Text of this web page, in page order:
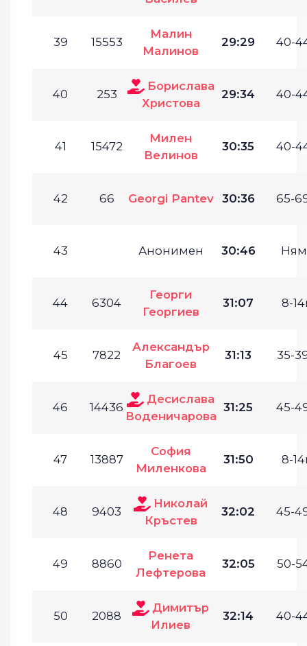
39 15553
Малин
Малинов
29:29 40-
40 253
Борислава
Христова
29:34 40-
41 15472
Милен
Велинов
30:35 40-
42 66 Georgi Pantev 30:36 65-
43 Анонимен 30:46
44 6304
Георги
Георгиев
31:07 8-
45 7822
Александър
Благоев
31:13 35-
46 14436
Десислава
Воденичарова
31:25 45-
47 13887
София
Миленкова
31:50 8-
48 9403
Николай
Кръстев
32:02 45-
49 8860
Ренета
Лефтерова
32:05 50-
50 2088
Димитър
Илиев
32:14 40-